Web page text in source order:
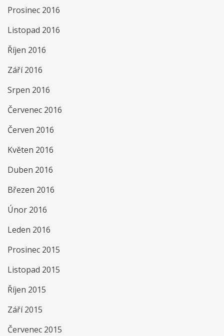
Prosinec 2016
Listopad 2016
Říjen 2016
Září 2016
Srpen 2016
Červenec 2016
Červen 2016
Květen 2016
Duben 2016
Březen 2016
Únor 2016
Leden 2016
Prosinec 2015
Listopad 2015
Říjen 2015
Září 2015
Červenec 2015